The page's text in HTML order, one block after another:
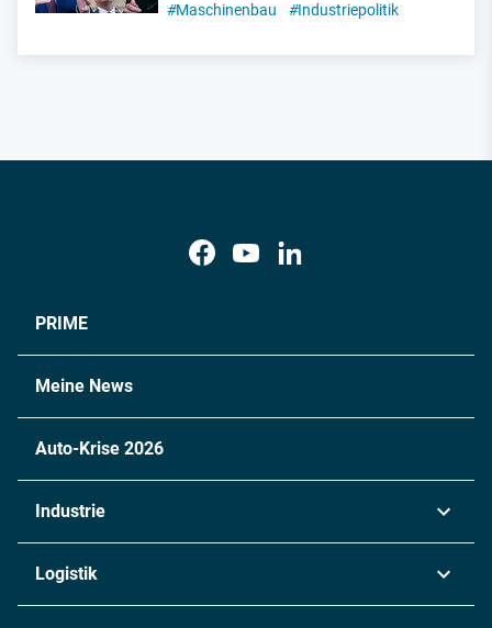
#Maschinenbau #Industriepolitik
PRIME
Meine News
Auto-Krise 2026
Industrie
Logistik